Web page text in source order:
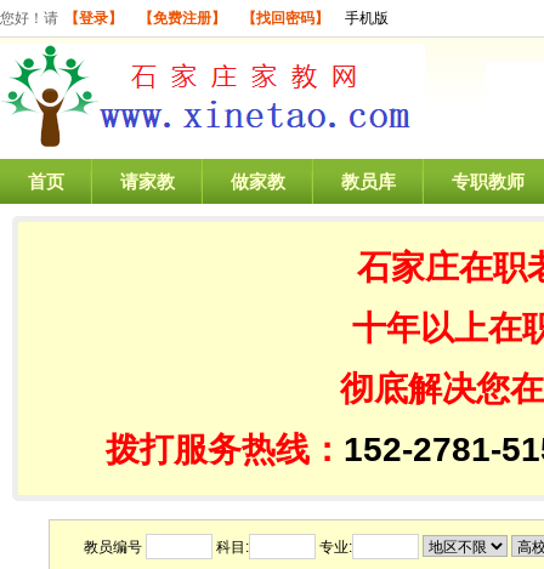
您好！请 【登录】 【免费注册】 【找回密码】 手机版
首页 请家教 做家教 教员库 专职教师
石家庄在职
十年以上在
彻底解决您
拨打服务热线： 152-2781-
教员编号 科目: 专业: